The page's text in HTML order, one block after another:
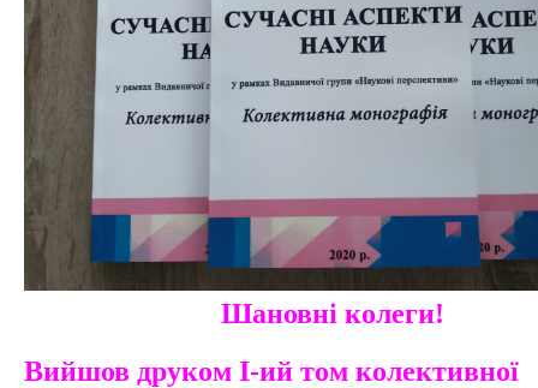
Шановні колеги!
Вийшов друком І-ий том колективної